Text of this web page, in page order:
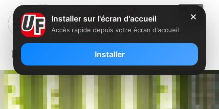
Free: Un nouveau NRA en Aquitaine
✕
Installer sur l'écran d'accueil
Accès rapide depuis votre écran d'accueil
Installer